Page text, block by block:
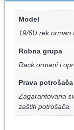
Model
19/6U rek orman
Robna grupa
Rack ormani i
Prava potrošača
Zagarantovana
zaštiti potrošača.